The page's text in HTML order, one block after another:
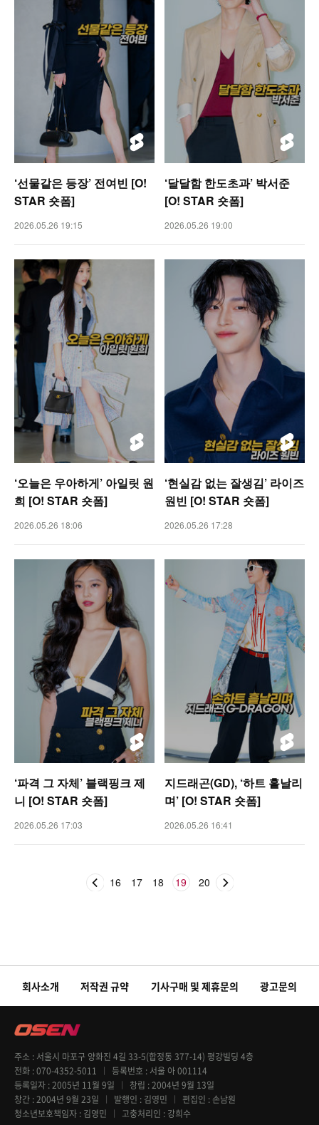
‘선물같은 등장’ 전여빈 [O!
STAR 숏폼]
2026.05.26 19:15
‘달달함 한도초과’ 박서준
[O! STAR 숏폼]
2026.05.26 19:00
‘오늘은 우아하게’ 아일릿 원
희 [O! STAR 숏폼]
2026.05.26 18:06
‘현실감 없는 잘생김’ 라이즈
원빈 [O! STAR 숏폼]
2026.05.26 17:28
‘파격 그 자체’ 블랙핑크 제
니 [O! STAR 숏폼]
2026.05.26 17:03
지드래곤(GD), ‘하트 흩날리
며’ [O! STAR 숏폼]
2026.05.26 16:41
16 17 18 19 20
회사소개 저작권 규약 기사구매 및 제휴문의 광고문의
주소
서울시 마포구 양화진 4길 33-5(합정동 377-14) 평강빌딩 4층
전화 070-4352-5011 등록번호
서울 아 001114
등록일자 2005년 11월 9일 창립 2004년 9월 13일
창간 2004년 9월 23일 발행인 김영민 편집인
손남원
청소년보호책임자 김영민 고충처리인 강희수